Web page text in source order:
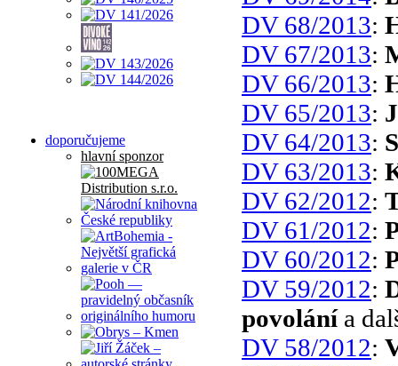
doporučujeme
hlavní sponzor
DV 68/2013:
DV 67/2013:
DV 66/2013:
DV 65/2013:
DV 64/2013:
DV 63/2013:
DV 62/2012:
DV 61/2012:
DV 60/2012:
DV 59/2012:
povolánía
DV 58/2012: